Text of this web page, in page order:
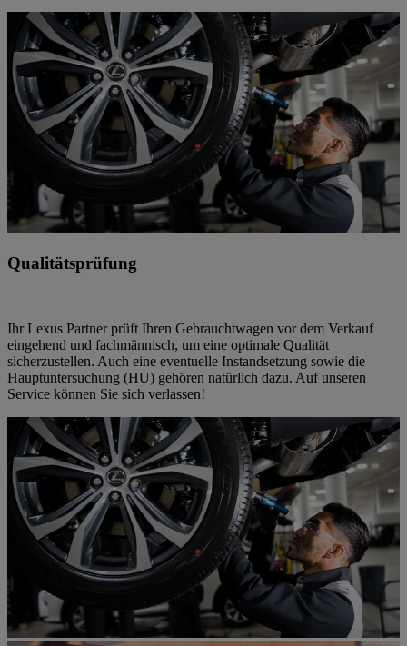
Qualitätsprüfung
Ihr Lexus Partner prüft Ihren Gebrauchtwagen vor dem Verkauf
eingehend und fachmännisch, um eine optimale Qualität
sicherzustellen. Auch eine eventuelle Instandsetzung sowie die
Hauptuntersuchung (HU) gehören natürlich dazu. Auf unseren
Service können Sie sich verlassen!